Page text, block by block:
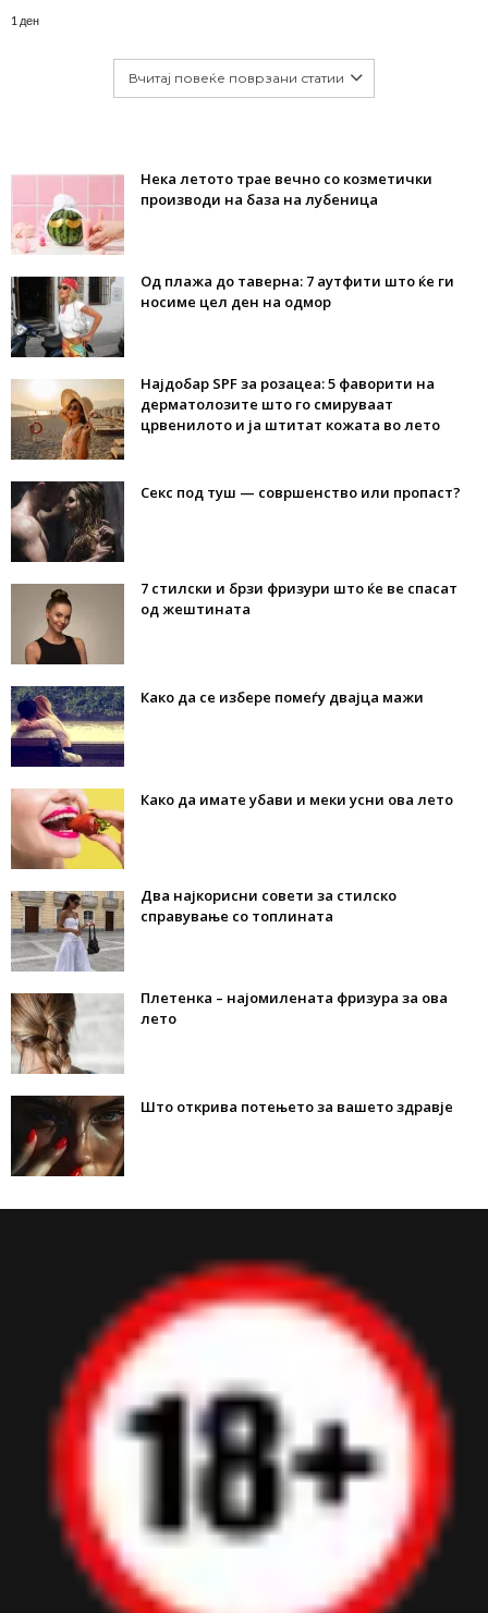
1 ден
Вчитај повеќе поврзани статии
Нека летото трае вечно со козметички
производи на база на лубеница
Од плажа до таверна: 7 аутфити што ќе ги
носиме цел ден на одмор
Најдобар SPF за розацеа: 5 фаворити на
дерматолозите што го смируваат
црвенилото и ја штитат кожата во лето
Секс под туш — совршенство или пропаст?
7 стилски и брзи фризури што ќе ве спасат
од жештината
Како да се избере помеѓу двајца мажи
Како да имате убави и меки усни ова лето
Два најкорисни совети за стилско
справување со топлината
Плетенка – најомилената фризура за ова
лето
Што открива потењето за вашето здравје